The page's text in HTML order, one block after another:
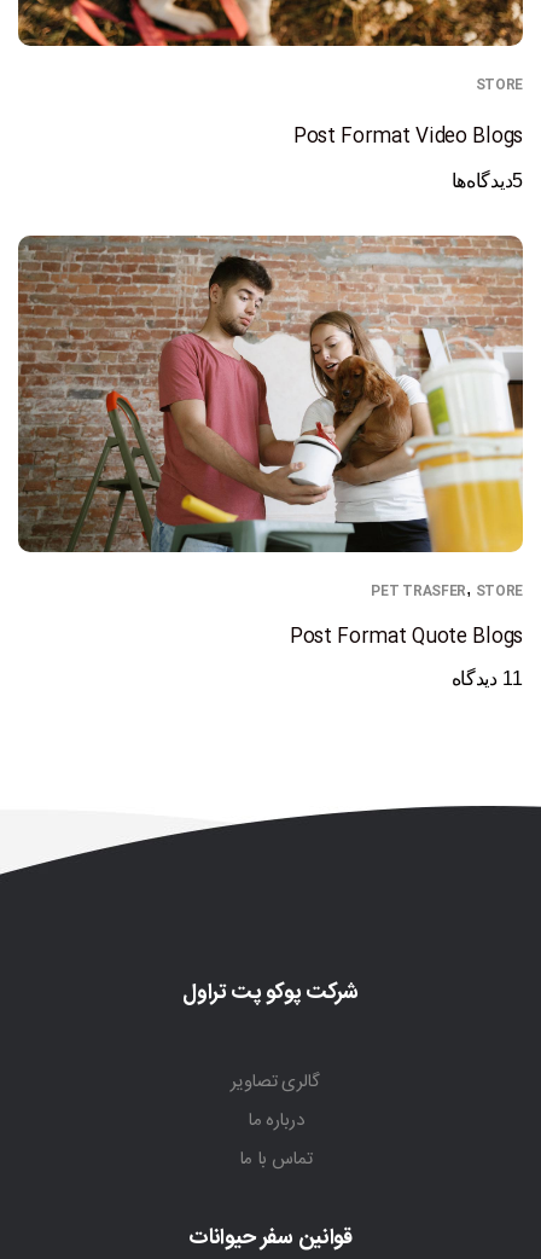
STORE
Post Format Video Blogs
5دیدگاه‌ها
PET TRASFER, STORE
Post Format Quote Blogs
11 دیدگاه
شرکت پوکو پت تراول
گالری تصاویر
درباره ما
تماس با ما
قوانین سفر حیوانات